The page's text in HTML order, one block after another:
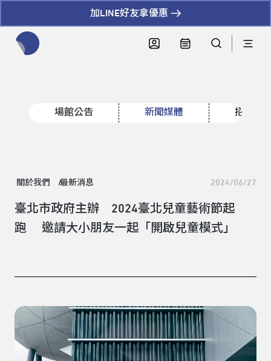
加LINE好友拿優惠
場館公告 新聞媒體 招標資
關於我們 最新消息 2024/06/27
臺北市政府主辦 2024臺北兒童藝術節起
跑 邀請大小朋友一起「開啟兒童模式」